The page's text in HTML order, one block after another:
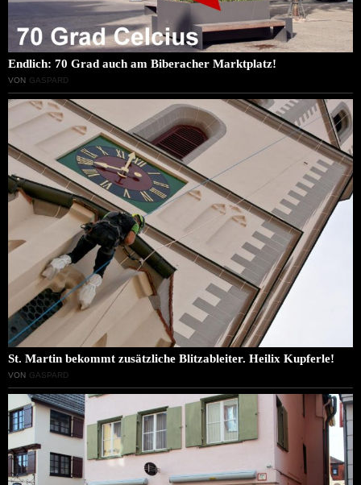
Endlich: 70 Grad auch am Biberacher Marktplatz!
VON GASPARD
St. Martin bekommt zusätzliche Blitzableiter. Heilix Kupferle!
VON GASPARD